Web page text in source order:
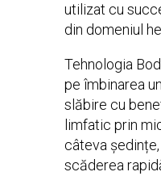
utilizat cu
din domeniul
Tehnologia
pe îmbinarea
slăbire cu
limfatic prin
câteva
scăderea